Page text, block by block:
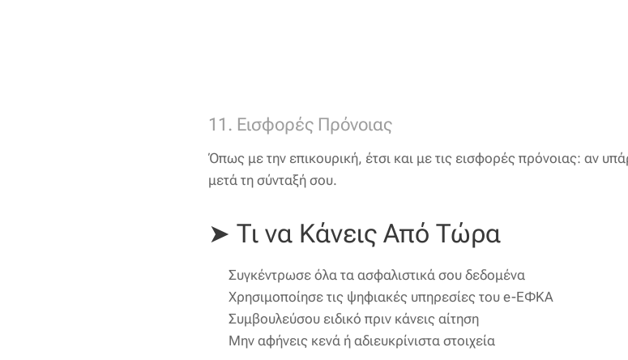
11. Εισφορές Πρόνοιας
Όπως με την επικουρική, έτσι και με τις εισφορές πρόνοιας: αν
μετά τη σύνταξή σου.
➤ Τι να Κάνεις Από Τώρα
✔ Συγκέντρωσε όλα τα ασφαλιστικά σου δεδομένα
✔ Χρησιμοποίησε τις ψηφιακές υπηρεσίες του e-ΕΦΚΑ
✔ Συμβουλεύσου ειδικό πριν κάνεις αίτηση
✔ Μην αφήνεις κενά ή αδιευκρίνιστα στοιχεία